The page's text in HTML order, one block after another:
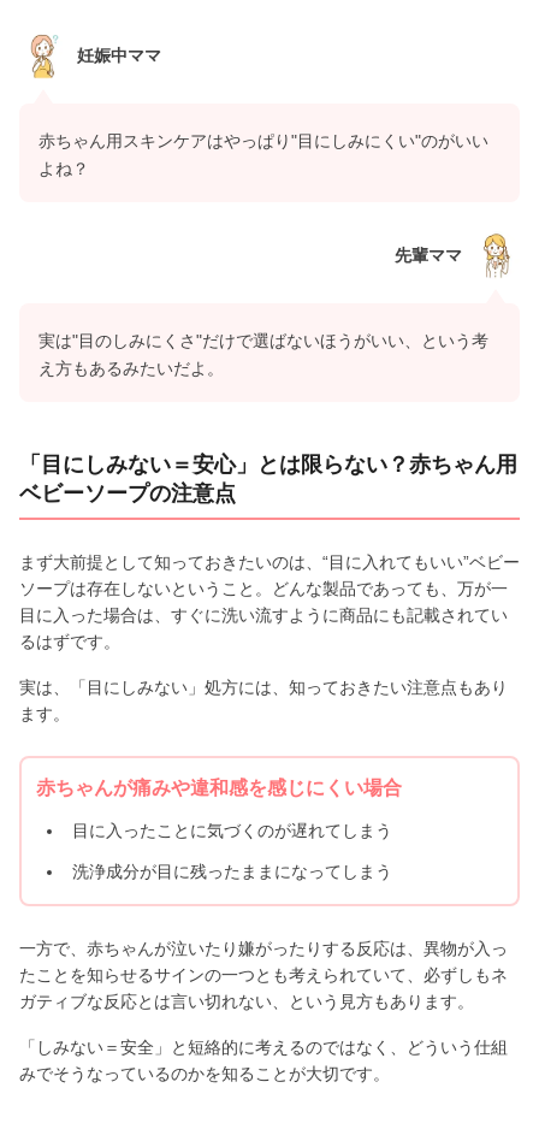
妊娠中ママ
赤ちゃん用スキンケアはやっぱり"目にしみにくい"のがいい
よね？
先輩ママ
実は"目のしみにくさ"だけで選ばないほうがいい、という考
え方もあるみたいだよ。
「目にしみない＝安心」とは限らない？赤ちゃん用
ベビーソープの注意点
まず大前提として知っておきたいのは、“目に入れてもいい”ベビー
ソープは存在しないということ。どんな製品であっても、万が一
目に入った場合は、すぐに洗い流すように商品にも記載されてい
るはずです。
実は、「目にしみない」処方には、知っておきたい注意点もあり
ます。
赤ちゃんが痛みや違和感を感じにくい場合
目に入ったことに気づくのが遅れてしまう
洗浄成分が目に残ったままになってしまう
一方で、赤ちゃんが泣いたり嫌がったりする反応は、異物が入っ
たことを知らせるサインの一つとも考えられていて、必ずしもネ
ガティブな反応とは言い切れない、という見方もあります。
「しみない＝安全」と短絡的に考えるのではなく、どういう仕組
みでそうなっているのかを知ることが大切です。